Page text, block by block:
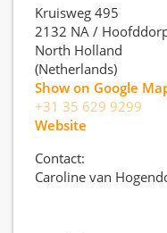
Kruisweg 495
2132 NA /
North Holland
(Netherlands)
Show on Google
+31 35 629 9299
Website
Contact:
Caroline van